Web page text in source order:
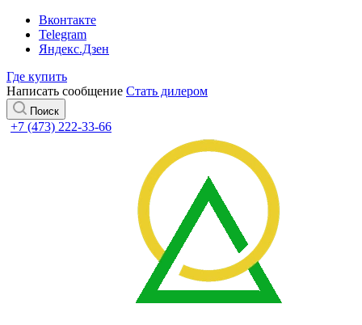
Вконтакте
Telegram
Яндекс.Дзен
Где купить
Написать сообщение Стать дилером
Поиск
+7 (473) 222-33-66